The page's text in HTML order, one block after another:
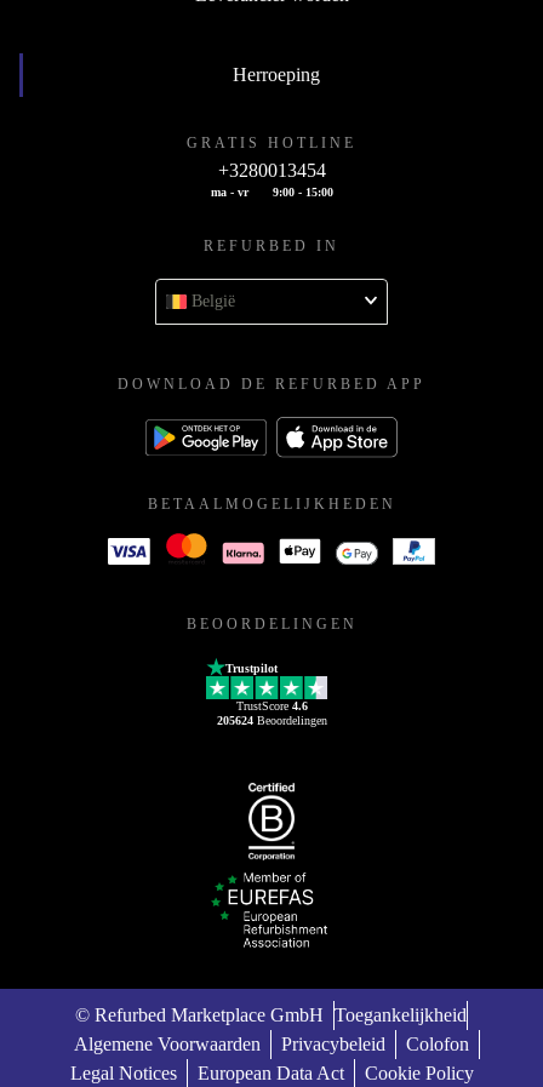
Herroeping
GRATIS HOTLINE
+3280013454
ma - vr 9:00 - 15:00
REFURBED IN
België
DOWNLOAD DE REFURBED APP
BETAALMOGELIJKHEDEN
BEOORDELINGEN
Trustpilot
TrustScore 4.6
205624Beoordelingen
© Refurbed Marketplace GmbH Toegankelijkheid
Algemene Voorwaarden
Privacybeleid
Colofon
Legal Notices
European Data Act Cookie Policy